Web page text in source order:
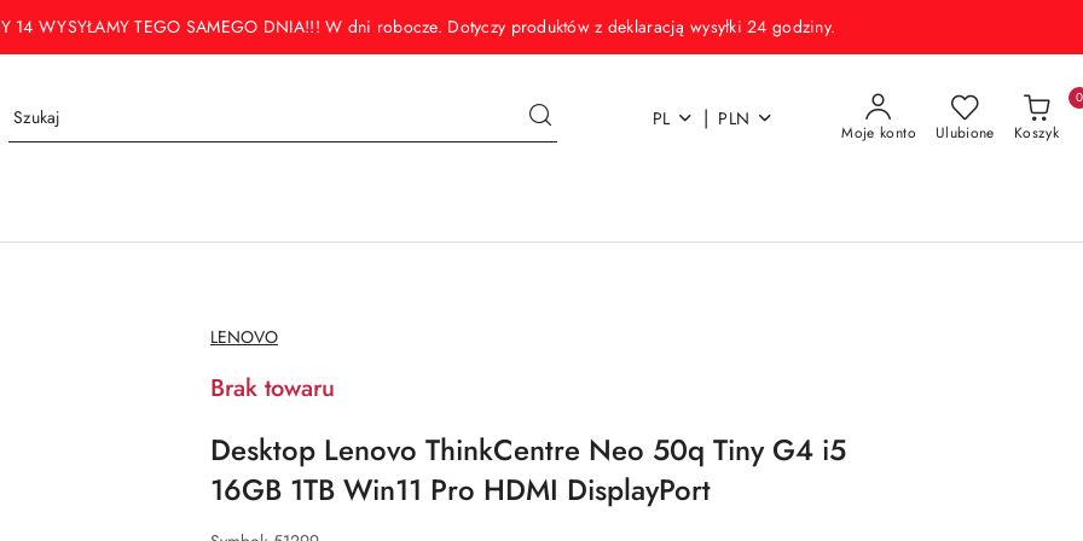
14 WYSYŁAMY TEGO SAMEGO DNIA!!! W dni robocze. Dotyczy produktów z deklaracją wysyłki 24 godziny.
PL | PLN
Moje konto Ulubione Koszyk
0
NAZWA
PRODUCENTA:
LENOVO
Brak towaru
Desktop Lenovo ThinkCentre Neo 50q Tiny G4 i5
16GB 1TB Win11 Pro HDMI DisplayPort